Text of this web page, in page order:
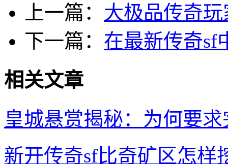
上一篇： 大极品传奇
下一篇： 在最新传奇sf
相关文章
皇城悬赏揭秘：为何要
新开传奇sf比奇矿区怎样